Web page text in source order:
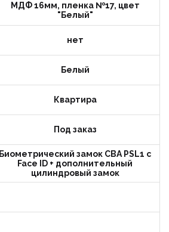
МДФ 16мм, пленка №17, цвет
"Белый"
нет
Белый
Квартира
Под заказ
Биометрический замок CBA PSL1 с
Face ID + дополнительный
цилиндровый замок